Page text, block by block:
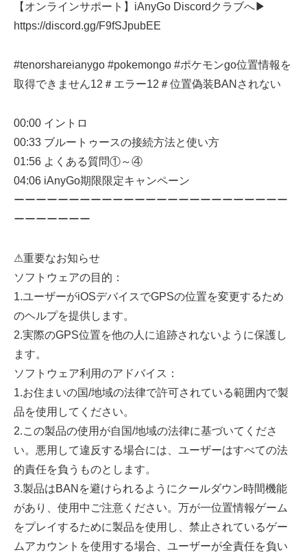
【オンラインサポート】iAnyGo Discordクラブへ▶
https://discord.gg/F9fSJpubEE
#tenorshareianygo #pokemongo #ポケモンgo位置情報を
取得できません12＃エラー12＃位置偽装BANされない
00:00 イントロ
00:33 ブルートゥースの接続方法と使い方
01:56 よくある質問①～④
04:06 iAnyGo期限限定キャンペーン
ーーーーーーーーーーーーーーーーーーーーーーーーー
ーーーーーーー
⚠重要なお知らせ
ソフトウェアの目的：
1.ユーザーがiOSデバイスでGPSの位置を変更するため
のヘルプを提供します。
2.実際のGPS位置を他の人に追跡されないように保護し
ます。
ソフトウェア利用のアドバイス：
1.お住まいの国/地域の法律で許可されている範囲内で製
品を使用してください。
2.この製品の使用が自国/地域の法律に基づいてくださ
い。悪用して違反する場合には、ユーザーはすべての法
的責任を負うものとします。
3.製品はBANを避けられるようにクールダウン時間機能
があり、使用中ご注意ください。万が一位置情報ゲーム
をプレイするために製品を使用し、禁止されているゲー
ムアカウントを使用する場合、ユーザーが全責任を負い